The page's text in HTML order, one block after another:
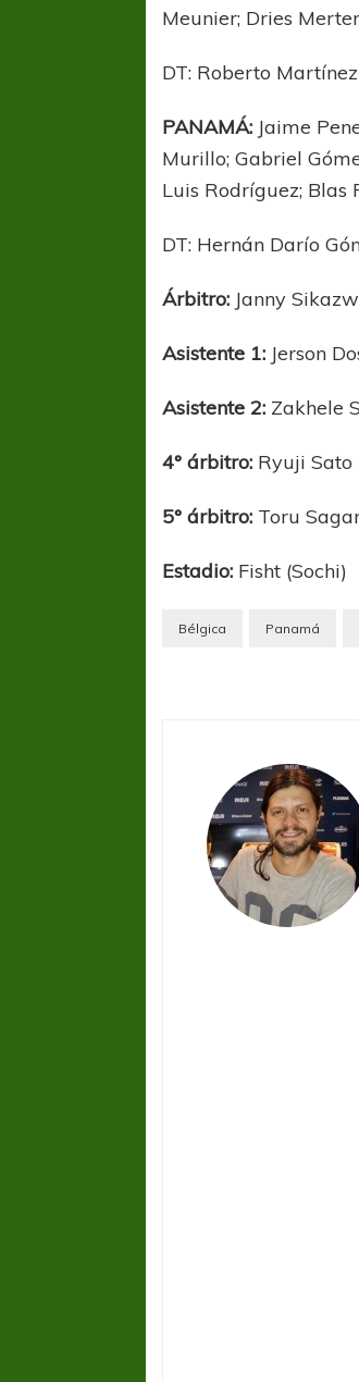
Meunier; Dries
DT: Roberto Martínez
PANAMÁ: Jaime
Murillo; Gabriel
Luis Rodríguez; Blas
DT: Hernán Darío
Árbitro: Janny
Asistente 1: Jerson
Asistente 2: Zakhele
4° árbitro: Ryuji Sato
5° árbitro: Toru
Estadio: Fisht (Sochi)
Bélgica Panamá
FÚTBOL FEMENINO
Ajustada caída de Verónica en Alejandro
Korn